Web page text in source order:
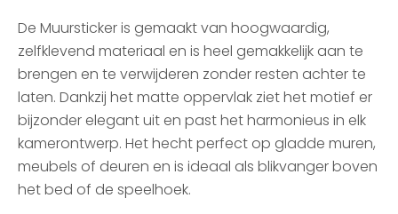
De Muursticker is gemaakt van hoogwaardig,
zelfklevend materiaal en is heel gemakkelijk aan te
brengen en te verwijderen zonder resten achter te
laten. Dankzij het matte oppervlak ziet het motief er
bijzonder elegant uit en past het harmonieus in elk
kamerontwerp. Het hecht perfect op gladde muren,
meubels of deuren en is ideaal als blikvanger boven
het bed of de speelhoek.